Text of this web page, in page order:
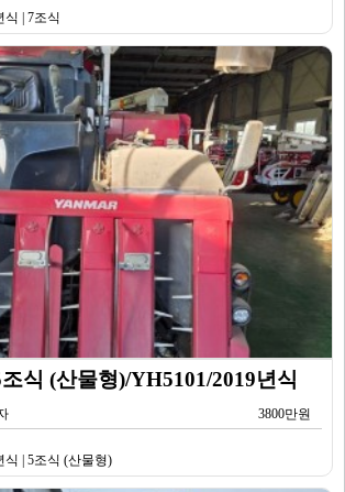
식 | 7조식
식 (산물형)/YH5101/2019년식
3800만원
식 | 5조식 (산물형)